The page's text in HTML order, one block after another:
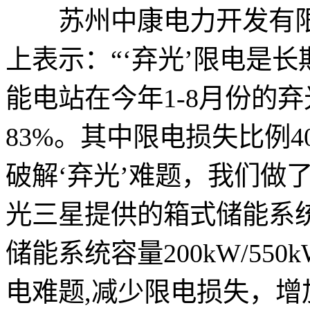
苏州中康电力开发有
上表示：“‘弃光’限电是
能电站在今年1-8月份的
83%。其中限电损失比例
破解‘弃光’难题，我们做
光三星提供的箱式储能系
储能系统容量200kW/
电难题,减少限电损失，增